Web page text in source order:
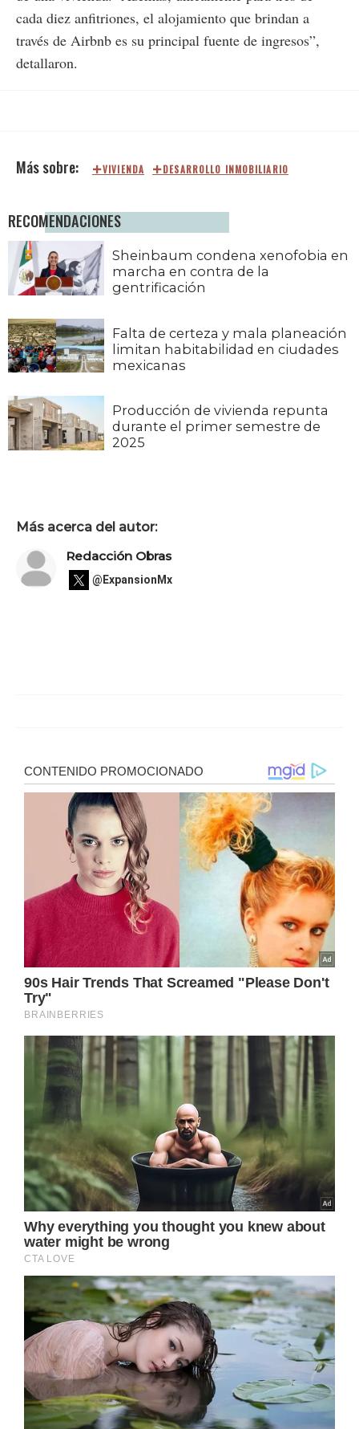
cada diez anfitriones, el alojamiento que brindan a
través de Airbnb es su principal fuente de ingresos”,
detallaron.
VIVIENDA DESARROLLO INMOBILIARIO
RECOMENDACIONES
Sheinbaum condena xenofobia en
marcha en contra de la
gentrificación
Falta de certeza y mala planeación
limitan habitabilidad en ciudades
mexicanas
Producción de vivienda repunta
durante el primer semestre de
2025
Más acerca del autor:
Redacción Obras
@ExpansionMx